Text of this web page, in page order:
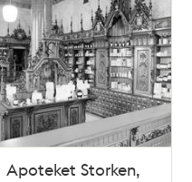
Apoteket Storken,